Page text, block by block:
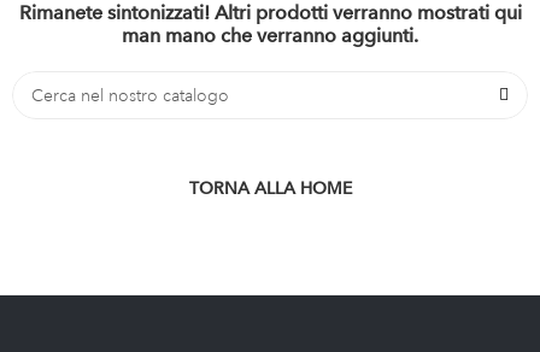
Rimanete sintonizzati! Altri prodotti verranno mostrati qui
man mano che verranno aggiunti.
TORNA ALLA HOME